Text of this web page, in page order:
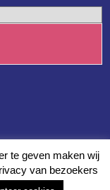
te geven maken wij
van bezoekers